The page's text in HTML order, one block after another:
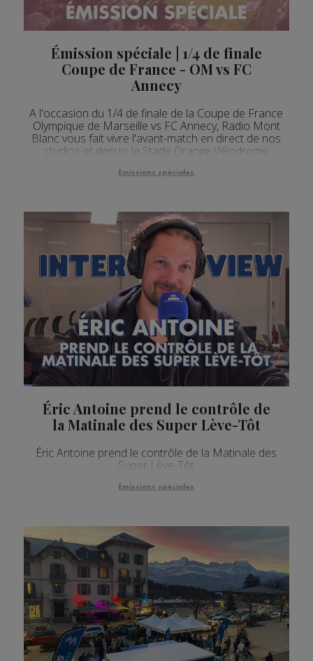
Émission spéciale | 1/4 de finale
Coupe de France - OM vs FC
Annecy
A l'occasion du 1/4 de finale de la Coupe de France
Olympique de Marseille vs FC Annecy, Radio Mont
Blanc vous fait vivre l'avant-match en direct de nos
studios et depuis le Stade Orange Vélodrome
Émissions spéciales
Éric Antoine prend le contrôle de
la Matinale des Super Lève-Tôt
Éric Antoine prend le contrôle de la Matinale des
Super Lève-Tôt
Émissions spéciales